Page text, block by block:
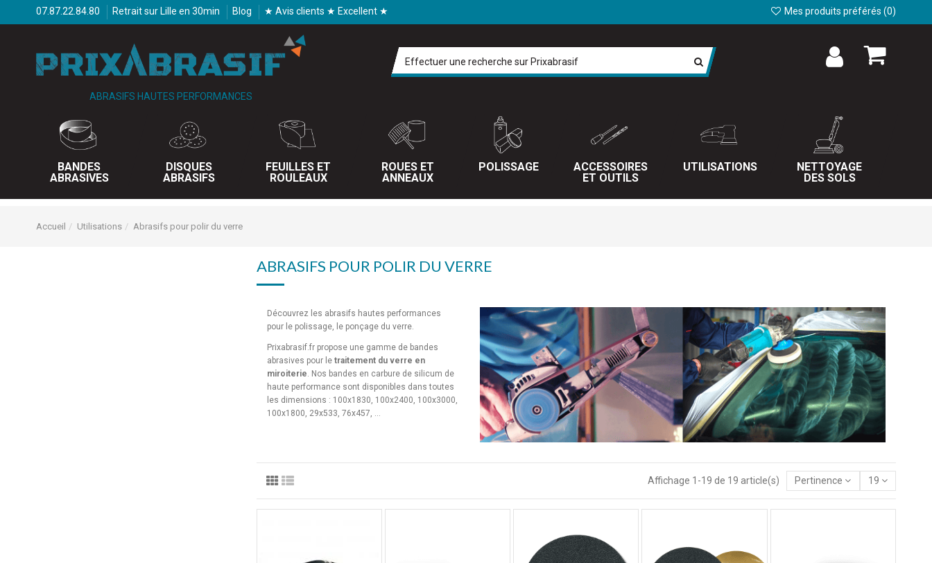
07.87.22.84.80 Retrait sur Lille en 30min Blog ★ Avis clients ★ Excellent ★ Mes produits préférés (0)
ABRASIFS HAUTES PERFORMANCES
BANDES
ABRASIVES
DISQUES
ABRASIFS
FEUILLES ET
ROULEAUX
ROUES ET
ANNEAUX
POLISSAGE
ACCESSOIRES
ET OUTILS
UTILISATIONS
NETTOYAGE
DES SOLS
Accueil Utilisations Abrasifs pour polir du verre
ABRASIFS POUR POLIR DU VERRE
Découvrez les abrasifs hautes performances
pour le polissage, le ponçage du verre.
Prixabrasif.fr propose une gamme de bandes
abrasives pour letraitement du verre en
miroiterie. Nos bandes en carbure de silicum de
haute performance sont disponibles dans toutes
les dimensions : 100x1830, 100x2400, 100x3000,
100x1800, 29x533, 76x457, ...
Affichage 1-19 de 19 article(s) Pertinence 19